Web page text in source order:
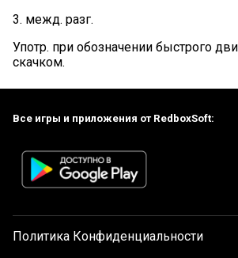
3. межд. разг.
Употр. при обозначении быстрого
скачком.
Все игры и приложения от RedboxSoft:
Политика Конфиденциальности